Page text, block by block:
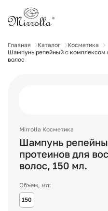
Главная Каталог
Косметика
Шампунь репейный с комплексом
волос
Mirrolla Косметика
Шампунь
протеинов для
волос, 150 мл.
Объем, мл:
150